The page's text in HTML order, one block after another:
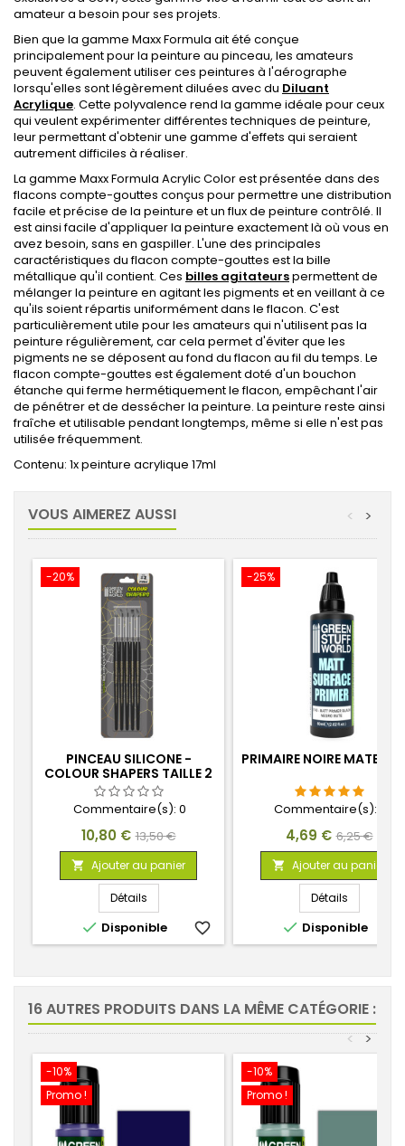
amateur a besoin pour ses projets.
Bien que la gamme Maxx Formula ait été conçue
principalement pour la peinture au pinceau, les amateurs
peuvent également utiliser ces peintures à l'aérographe
lorsqu'elles sont légèrement diluées avec du Diluant
Acrylique. Cette polyvalence rend la gamme idéale pour ceux
qui veulent expérimenter différentes techniques de peinture,
leur permettant d'obtenir une gamme d'effets qui seraient
autrement difficiles à réaliser.
La gamme Maxx Formula Acrylic Color est présentée dans des
flacons compte-gouttes conçus pour permettre une distribution
facile et précise de la peinture et un flux de peinture contrôlé. Il
est ainsi facile d'appliquer la peinture exactement là où vous en
avez besoin, sans en gaspiller. L'une des principales
caractéristiques du flacon compte-gouttes est la bille
métallique qu'il contient. Ces billes agitateurspermettent de
mélanger la peinture en agitant les pigments et en veillant à ce
qu'ils soient répartis uniformément dans le flacon. C'est
particulièrement utile pour les amateurs qui n'utilisent pas la
peinture régulièrement, car cela permet d'éviter que les
pigments ne se déposent au fond du flacon au fil du temps. Le
flacon compte-gouttes est également doté d'un bouchon
étanche qui ferme hermétiquement le flacon, empêchant l'air
de pénétrer et de dessécher la peinture. La peinture reste ainsi
fraîche et utilisable pendant longtemps, même si elle n'est pas
utilisée fréquemment.
Contenu: 1x peinture acrylique 17ml
VOUS AIMEREZ AUSSI >
<
-20%
PINCEAU SILICONE -
COLOUR SHAPERS TAILLE 2
- NOIR FERME
Commentaire(s): 0
Prix
10,80 € Prix
de
base
13,50 €
 Ajouter au panier
Détails
 Disponible favorite_border
-25%
PRIMAIRE NOIRE MATE
Commentaire(s):
Prix
4,69 € Prix
de
base
6,25 €
 Ajouter au panier
Détails
 Disponible
16 AUTRES PRODUITS DANS LA MÊME CATÉGORIE :
>
<
-10%
Promo !
-10%
Promo !